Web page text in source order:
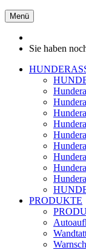
Menü
Sie haben
PRODUKTE